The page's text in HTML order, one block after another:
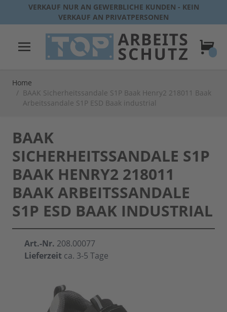
Direkt zum Inhalt
VERKAUF NUR AN GEWERBLICHE KUNDEN - KEIN
VERKAUF AN PRIVATPERSONEN
Home
/ BAAK Sicherheitssandale S1P Baak Henry2 218011 Baak
Arbeitssandale S1P ESD Baak industrial
BAAK
SICHERHEITSSANDALE S1P
BAAK HENRY2 218011
BAAK ARBEITSSANDALE
S1P ESD BAAK INDUSTRIAL
Art.-Nr. 208.00077
Lieferzeit ca. 3-5 Tage